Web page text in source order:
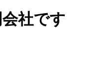
社です